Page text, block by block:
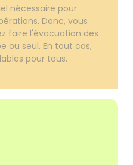
nécessaire pour
Donc, vous
faire l'évacuation des
ou seul. En tout cas,
pour tous.